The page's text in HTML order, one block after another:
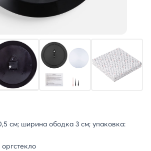
см; ширина ободка 3 см; упаковка:
оргстекло